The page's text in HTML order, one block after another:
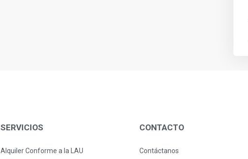
SERVICIOS
Alquiler Conforme a la LAU
CONTACTO
Contáctanos